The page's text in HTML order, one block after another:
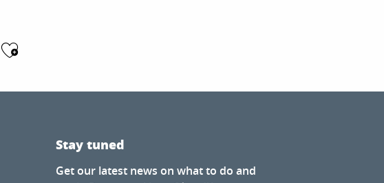
Ajouter aux favoris
Stay tuned
Get our latest news on what to do and